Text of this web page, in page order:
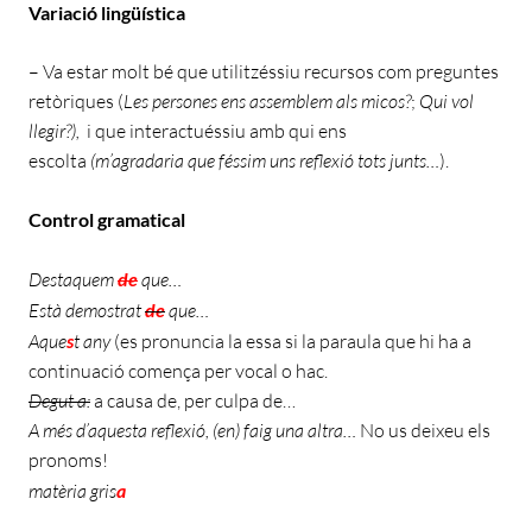
Variació lingüística
– Va estar molt bé que utilitzéssiu recursos com preguntes
retòriques (Les persones ens assemblem als micos?; Qui vol
llegir?), i que interactuéssiu amb qui ens
escolta (m’agradaria que féssim uns reflexió tots junts…).
Control gramatical
Destaquemdeque…
Està demostratdeque…
Aquest any(es pronuncia la essa si la paraula que hi ha a
continuació comença per vocal o hac.
Degut a:a causa de, per culpa de…
A més d’aquesta reflexió, (en) faig una altra… No us deixeu els
pronoms!
matèria grisa